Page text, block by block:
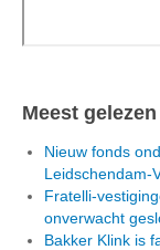
Meest gelezen
Nieuw fonds
Leidschendam-
Fratelli-
onverwacht
Bakker Klink is